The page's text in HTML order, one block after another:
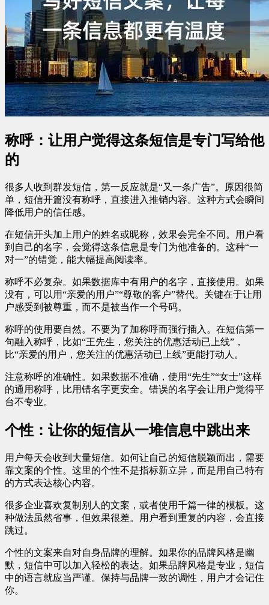
称呼：让用户觉得这条短信是专门写给他
的
很多人收到群发短信，第一反应就是“又一条广告”。原因很简
单，短信开篇没有称呼，直接进入推销内容。这种方式会瞬间
降低用户的信任感。
在短信开头加上用户的姓名或昵称，效果会完全不同。用户看
到自己的名字，会觉得这条信息是专门为他准备的。这种“一
对一”的错觉，能大幅提高阅读率。
称呼不必复杂。如果数据库中有用户的名字，直接使用。如果
没有，可以用“亲爱的用户”“尊敬的客户”替代。关键在于让用
户感受到被尊重，而不是被当作一个号码。
称呼的使用要自然。不要为了加称呼而强行插入。在短信第一
句融入称呼，比如“王先生，您关注的优惠活动已上线”，
比“亲爱的用户，您关注的优惠活动已上线”更能打动人。
注意称呼的准确性。如果数据不准确，使用“先生”“女士”这样
的通用称呼，比用错名字更安全。错误的名字会让用户觉得平
台不专业。
个性：让你的短信从一堆信息中跳出来
用户每天会收到大量短信。如何让自己的短信脱颖而出，需要
靠文案的个性。这里的个性不是指标新立异，而是用自己特有
的方式表达核心内容。
很多企业喜欢复制别人的文案，或者使用千篇一律的模板。这
种做法虽然省事，但效果很差。用户看到重复的内容，会直接
跳过。
个性的文案来自对自身品牌的理解。如果你的品牌风格是幽
默，短信中可以加入轻松的表达。如果品牌风格是专业，短信
中的语言就应当严谨。保持与品牌一致的调性，用户才会记住
你。